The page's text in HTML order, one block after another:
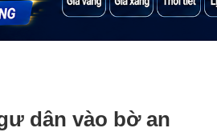
dân vào bờ an